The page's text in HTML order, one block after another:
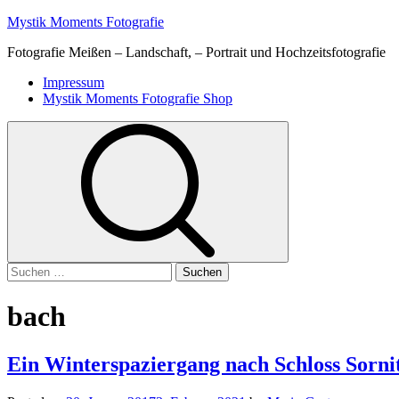
Skip
content
Mystik Moments Fotografie
Fotografie Meißen – Landschaft, – Portrait und Hochzeitsfotografie
Primary
Menu
Impressum
Mystik Moments Fotografie Shop
Suchen
nach:
bach
Ein Winterspaziergang nach Schloss